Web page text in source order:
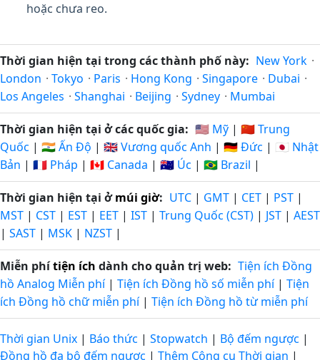
hoặc chưa reo.
Thời gian hiện tại trong các thành phố này: New York ·
London · Tokyo · Paris · Hong Kong · Singapore · Dubai ·
Los Angeles · Shanghai · Beijing · Sydney · Mumbai
Thời gian hiện tại ở các quốc gia: 🇺🇸 Mỹ | 🇨🇳 Trung
Quốc | 🇮🇳 Ấn Độ | 🇬🇧 Vương quốc Anh | 🇩🇪 Đức | 🇯🇵 Nhật
Bản | 🇫🇷 Pháp | 🇨🇦 Canada | 🇦🇺 Úc | 🇧🇷 Brazil |
Thời gian hiện tại ởmúi giờ: UTC | GMT | CET | PST |
MST | CST | EST | EET | IST | Trung Quốc (CST) | JST | AEST
| SAST | MSK | NZST |
Miễn phítiện ích dành cho quản trị web: Tiện ích Đồng
hồ Analog Miễn phí| Tiện ích Đồng hồ số miễn phí| Tiện
ích Đồng hồ chữ miễn phí| Tiện ích Đồng hồ từ miễn phí
Thời gian Unix | Báo thức | Stopwatch | Bộ đếm ngược |
Đồng hồ đa bộ đếm ngược | Thêm Công cụ Thời gian |